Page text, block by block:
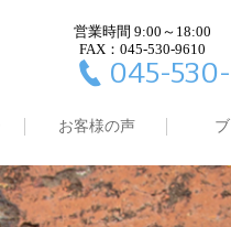
営業時間 9:00～18:00
FAX：045-530-9610
045-
お客様の声